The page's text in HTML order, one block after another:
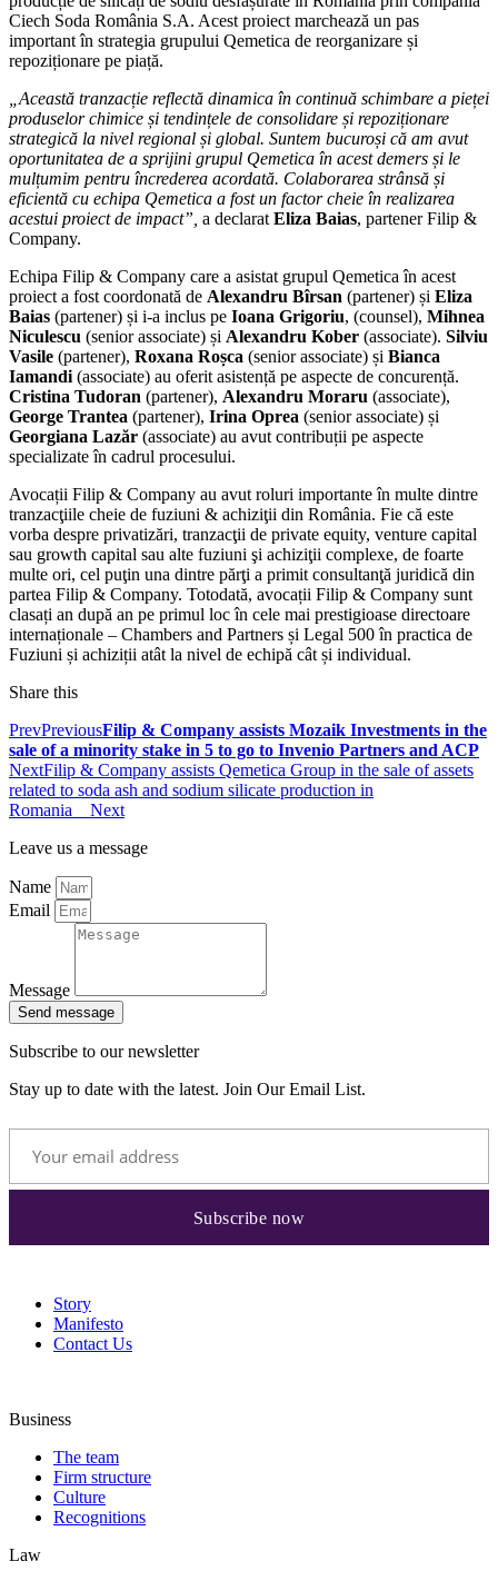
Ciech Soda România S.A. Acest proiect marchează un pas
important în strategia grupului Qemetica de reorganizare și
repoziționare pe piață.
„Această tranzacție reflectă dinamica în continuă schimbare a pieței
produselor chimice și tendințele de consolidare și repoziționare
strategică la nivel regional și global. Suntem bucuroși că am avut
oportunitatea de a sprijini grupul Qemetica în acest demers și le
mulțumim pentru încrederea acordată. Colaborarea strânsă și
eficientă cu echipa Qemetica a fost un factor cheie în realizarea
acestui proiect de impact”, a declarat Eliza Baias, partener Filip &
Company.
Echipa Filip & Company care a asistat grupul Qemetica în acest
proiect a fost coordonată de Alexandru Bîrsan (partener) și Eliza
Baias (partener) și i-a inclus pe Ioana Grigoriu, (counsel), Mihnea
Niculescu (senior associate) și Alexandru Kober (associate). Silviu
Vasile (partener), Roxana Roșca (senior associate) și Bianca
Iamandi (associate) au oferit asistență pe aspecte de concurență.
Cristina Tudoran (partener), Alexandru Moraru (associate),
George Trantea (partener), Irina Oprea (senior associate) și
Georgiana Lazăr (associate) au avut contribuții pe aspecte
specializate în cadrul procesului.
Avocații Filip & Company au avut roluri importante în multe dintre
tranzacţiile cheie de fuziuni & achiziţii din România. Fie că este
vorba despre privatizări, tranzacţii de private equity, venture capital
sau growth capital sau alte fuziuni şi achiziţii complexe, de foarte
multe ori, cel puţin una dintre părţi a primit consultanţă juridică din
partea Filip & Company. Totodată, avocații Filip & Company sunt
clasați an după an pe primul loc în cele mai prestigioase directoare
internaționale – Chambers and Partners și Legal 500 în practica de
Fuziuni și achiziții atât la nivel de echipă cât și individual.
Share this
PrevPreviousFilip & Company assists Mozaik Investments in the
sale of a minority stake in 5 to go to Invenio Partners and ACP
NextFilip & Company assists Qemetica Group in the sale of assets
related to soda ash and sodium silicate production in
Romania Next
Leave us a message
Name
Email
Message
Send message
Subscribe to our newsletter
Stay up to date with the latest. Join Our Email List.
Story
Manifesto
Contact Us
Business
The team
Firm structure
Culture
Recognitions
Law